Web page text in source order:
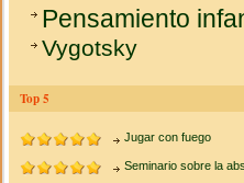
Pensamiento
Vygotsky
Top 5
Jugar con fuego
Seminario sobre la